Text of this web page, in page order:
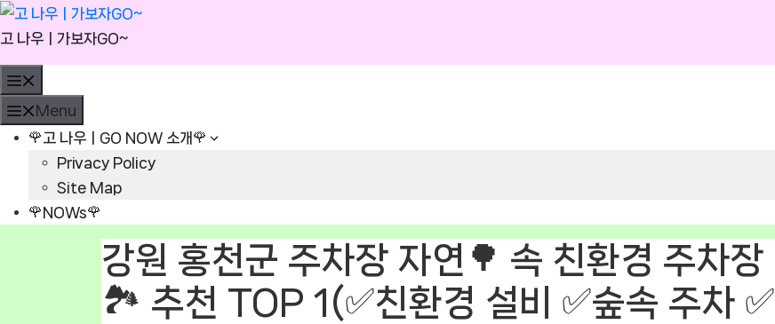
Skip
to
content
고 나우ㅣ가보자GO~
Menu
🌹고 나우ㅣGO NOW 소개🌹
Privacy Policy
Site Map
🌹NOWs🌹
강원 홍천군 주차장 자연🌳 속 친환경 주차장
🏞 추천 TOP 1(✅친환경 설비 ✅숲속 주차 ✅